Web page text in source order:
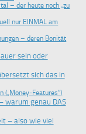
– der heute noch „zu
nur EINMAL am
– deren Bonität
sein oder
sich das in
(„Money-Features“)
warum genau DAS
– also wie viel